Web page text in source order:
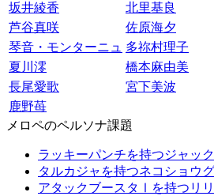
坂井綾香
北里基良
芦谷真咲
佐原海夕
琴音・モンターニュ 多祢村理子
夏川澪
橋本麻由美
長尾愛歌
宮下美波
鹿野苺
メロペのペルソナ課題
ラッキーパンチを持つジャッ
タルカジャを持つネコショウ
アタックブースタⅠを持つリ